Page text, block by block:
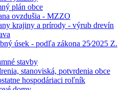
plán obce
ovzdušia - MZZO
krajiny a prírody - výrub drevín
úsek - podľa zákona 25⁄2025 Z.
stavby
stanoviská, potvrdenia obce
hospodáriaci roľník